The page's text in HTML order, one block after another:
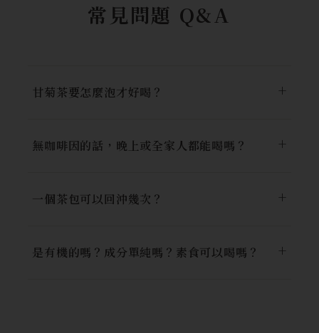
常見問題 Q&A
甘菊茶要怎麼泡才好喝？
無咖啡因的話，晚上或全家人都能喝嗎？
一個茶包可以回沖幾次？
是有機的嗎？成分單純嗎？素食可以喝嗎？